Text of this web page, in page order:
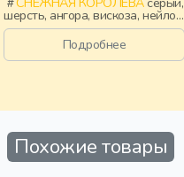
шерсть, ангора, вискоза, нейлон,
зима, осень, россия, девочки,
Подробнее
Похожие товары